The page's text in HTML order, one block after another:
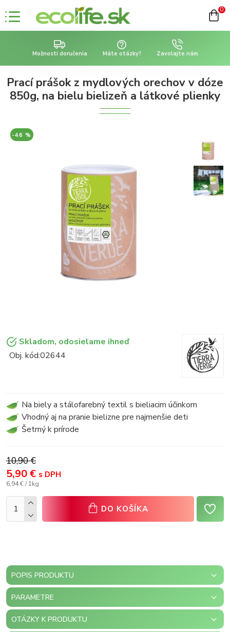
0
Možnosti doručenia Máte otázky? Zavolajte nám
Prací prášok z mydlových orechov v dóze
850g, na bielu bielizeň a látkové plienky
-46 %
5,90 € s DPH
10,90 €
6,94 € / 1kg
Skladom, odosielame ihneď
Obj. kód:02644
Na biely a stálofarebný textil s bieliacim účinkom
Vhodný aj na pranie bielizne pre najmenšie deti
Šetrný k prírode
DO KOŠÍKA
POPIS PRODUKTU
PARAMETRE
OTÁZKY K PRODUKTU